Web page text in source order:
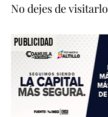
No dejes de
Publicidad